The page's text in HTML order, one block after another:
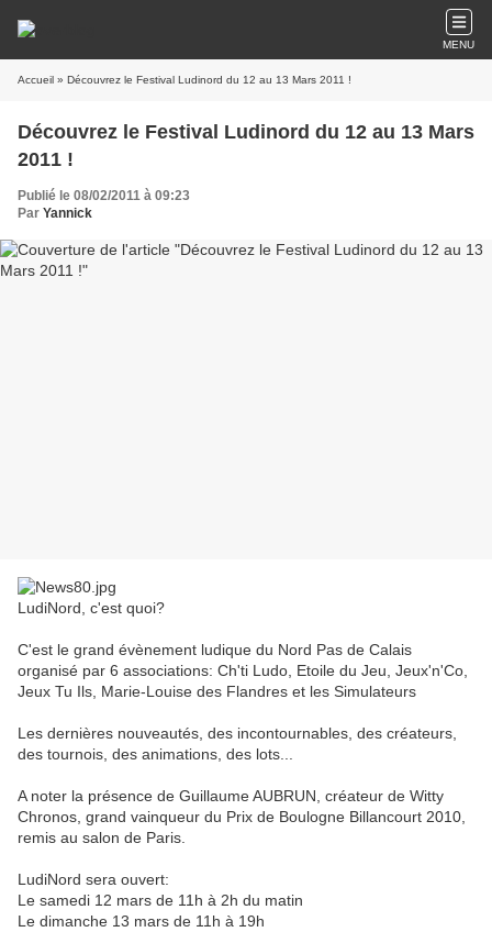
MENU
Accueil » Découvrez le Festival Ludinord du 12 au 13 Mars 2011 !
Découvrez le Festival Ludinord du 12 au 13 Mars
2011 !
Publié le 08/02/2011 à 09:23
Par Yannick
LudiNord, c'est quoi?
C'est le grand évènement ludique du Nord Pas de Calais
organisé par 6 associations: Ch'ti Ludo, Etoile du Jeu, Jeux'n'Co,
Jeux Tu Ils, Marie-Louise des Flandres et les Simulateurs
Les dernières nouveautés, des incontournables, des créateurs,
des tournois, des animations, des lots...
A noter la présence de Guillaume AUBRUN, créateur de Witty
Chronos, grand vainqueur du Prix de Boulogne Billancourt 2010,
remis au salon de Paris.
LudiNord sera ouvert:
Le samedi 12 mars de 11h à 2h du matin
Le dimanche 13 mars de 11h à 19h